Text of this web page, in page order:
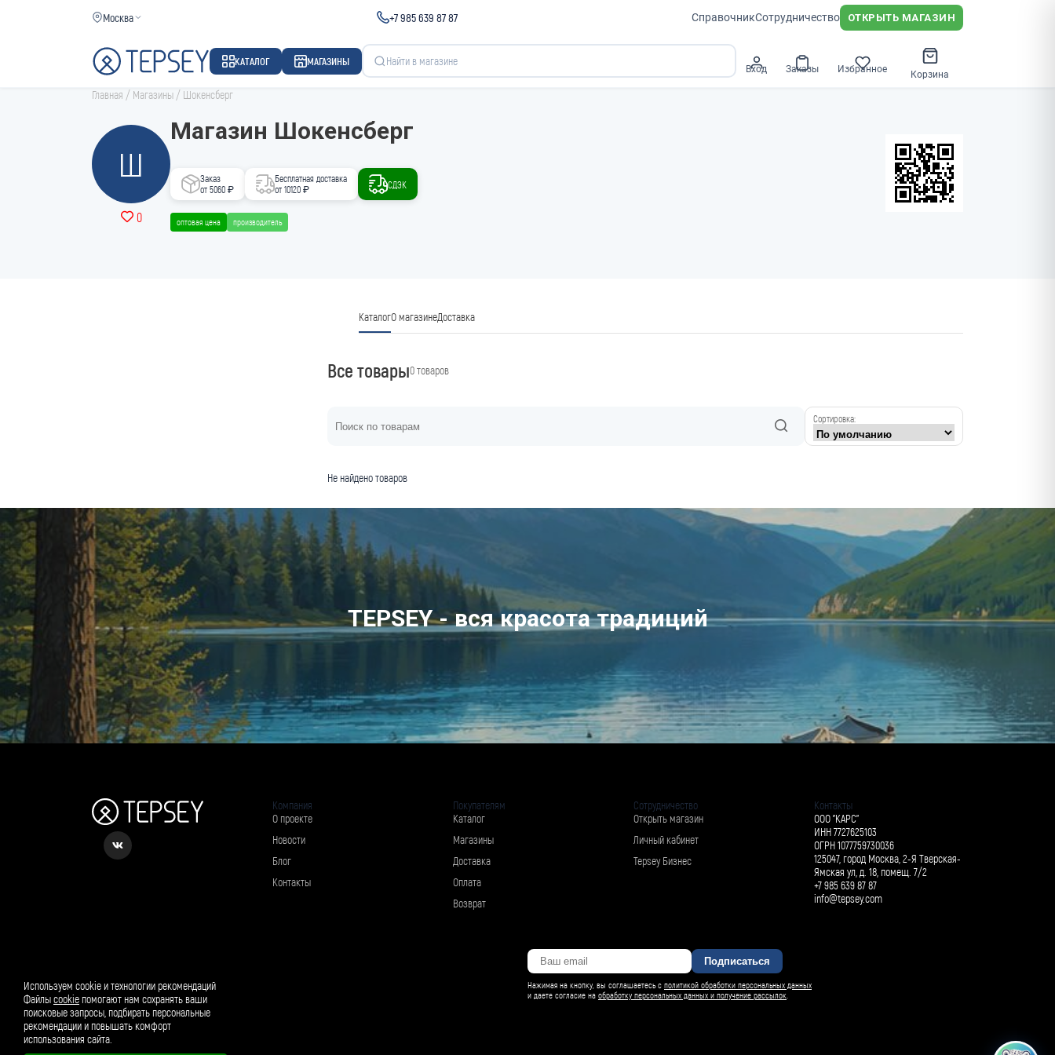
Москва +7 985 639 87 87 СправочникСотрудничество ОТКРЫТЬ МАГАЗИН
КАТАЛОГ МАГАЗИНЫ
Вход Заказы Избранное Корзина
Главная / Магазины / Шокенсберг
Ш
0
Магазин Шокенсберг
Заказ
от 5060 ₽
Бесплатная доставка
от 10120 ₽
СДЭК
оптовая цена производитель
КаталогО магазинеДоставка
Все товары0 товаров
Сортировка:
Не найдено товаров
TEPSEY - вся красота традиций
Компания
О проекте
Новости
Блог
Контакты
Покупателям
Каталог
Магазины
Доставка
Оплата
Возврат
Сотрудничество
Открыть магазин
Личный кабинет
Tepsey Бизнес
Контакты
ООО "КАРС"
ИНН 7727625103
ОГРН 1077759730036
125047, город Москва, 2-Я Тверская-
Ямская ул, д. 18, помещ. 7/2
+7 985 639 87 87
info@tepsey.com
Рассылка о вкусном и полезном
Подписаться
Нажимая на кнопку, вы соглашаетесь с политикой обработки персональных данных
и даете согласие на обработку персональных данных и получение рассылок
Используем cookie и технологии рекомендаций
Файлыcookie помогают нам сохранять ваши
поисковые запросы, подбирать персональные
рекомендации и повышать комфорт
использования сайта.